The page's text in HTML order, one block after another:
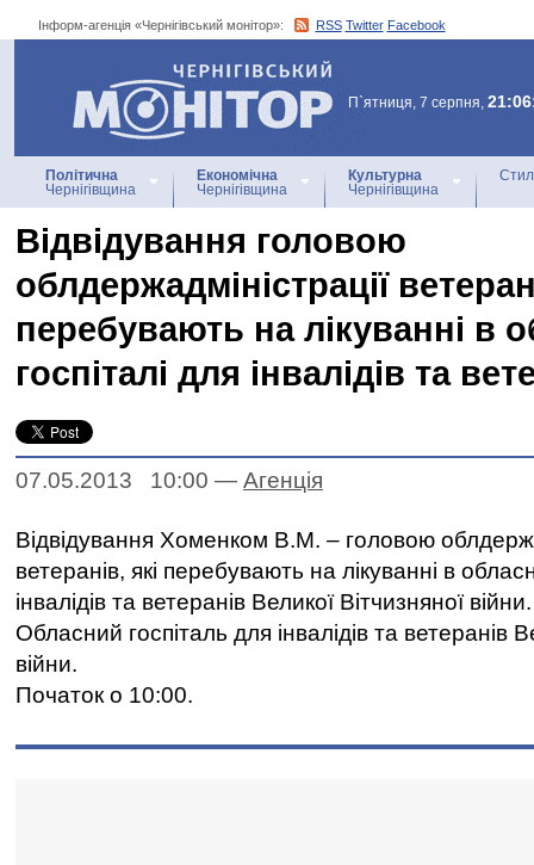
Інформ-агенція «Чернігівський монітор»: RSS Twitter Facebook
Інформ-агенція
«Чернігівський монітор»
П`ятниця, 7 серпня,
Політична
Чернігівщина
Економічна
Чернігівщина
Культурна
Чернігівщина
Відвідування головою
облдержадміністрації
перебувають на лікуванні в
госпіталі для інвалідів та
07.05.2013 10:00 — Агенцiя
Відвідування Хоменком В.М. – головою
ветеранів, які перебувають на лікуванні в
інвалідів та ветеранів Великої Вітчизняної війни.
Обласний госпіталь для інвалідів та ветеранів
війни.
Початок о 10:00.